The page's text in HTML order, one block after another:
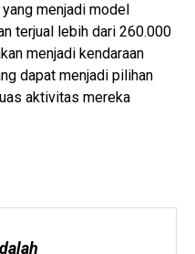
menjadi model
terjual lebih dari 260.000
menjadi kendaraan
dapat menjadi pilihan
aktivitas mereka